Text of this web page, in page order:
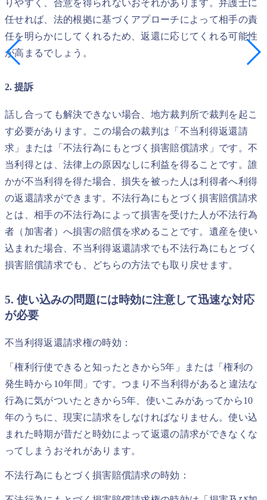
りやすく、合意を得られないおそれがあります。弁護士に
任せれば、法的根拠に基づくアプローチによって相手の責
任を明らかにしてくれるため、返還に応じてくれる可能性
が高まるでしょう。
2. 提訴
話し合っても解決できない場合、地方裁判所で裁判を起こ
す必要があります。この場合の裁判は「不当利得返還請
求」または「不法行為にもとづく損害賠償請求」です。不
当利得とは、法律上の原因なしに利益を得ることです。誰
かが不当利得を得た場合、損失を被った人は利得者へ利得
の返還請求ができます。不法行為にもとづく損害賠償請求
とは、相手の不法行為によって損害を受けた人が不法行為
者（加害者）へ損害の賠償を求めることです。遺産を使い
込まれた場合、不当利得返還請求でも不法行為にもとづく
損害賠償請求でも、どちらの方法でも取り戻せます。
5. 使い込みの問題には時効に注意して迅速な対応
が必要
不当利得返還請求権の時効：
「権利行使できると知ったときから5年」または「権利の
発生時から10年間」です。つまり不当利得があると違法な
行為に気がついたときから5年、使いこみがあってから10
年のうちに、現実に請求をしなければなりません。使い込
まれた時期が昔だと時効によって返還の請求ができなくな
ってしまうおそれがあります。
不法行為にもとづく損害賠償請求の時効：